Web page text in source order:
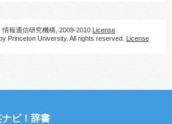
情報通信研究機構, 2009-2010 License
Princeton University. All rights reserved. License
ナビ！辞書